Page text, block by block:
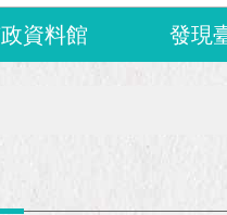
資料館 發現